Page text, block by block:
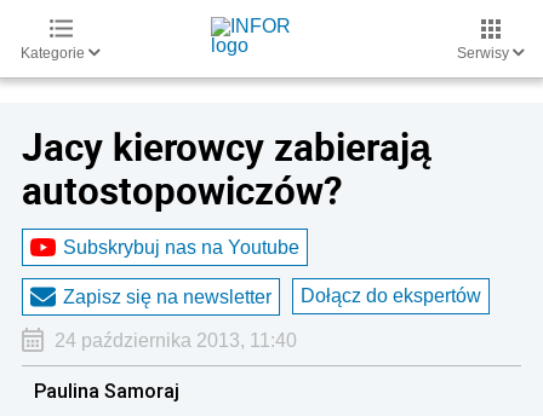
Kategorie Serwisy
Jacy kierowcy zabierają
autostopowiczów?
Subskrybuj nas na Youtube
Zapisz się na newsletter Dołącz do ekspertów
24 października 2013, 11:40
Paulina Samoraj